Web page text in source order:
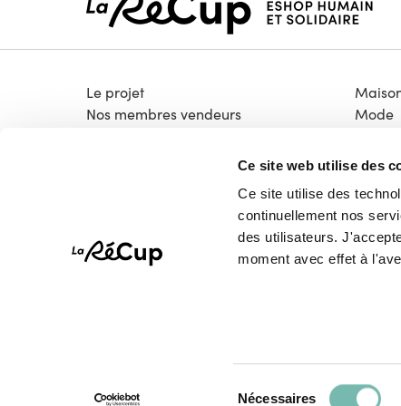
Ce site web utilise des
Ce site utilise des
continuellement nos
des utilisateurs.
moment avec effet à
Nécessaires
Le projet
Nos membres vendeurs
Mode
Vélos
High-
Tous droits réservés © La Récup.be 2026